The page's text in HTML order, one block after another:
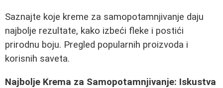
Saznajte koje kreme za samopotamnjivanje daju
najbolje rezultate, kako izbeći fleke i postići
prirodnu boju. Pregled popularnih proizvoda i
korisnih saveta.
Najbolje Krema za Samopotamnjivanje: Iskustva